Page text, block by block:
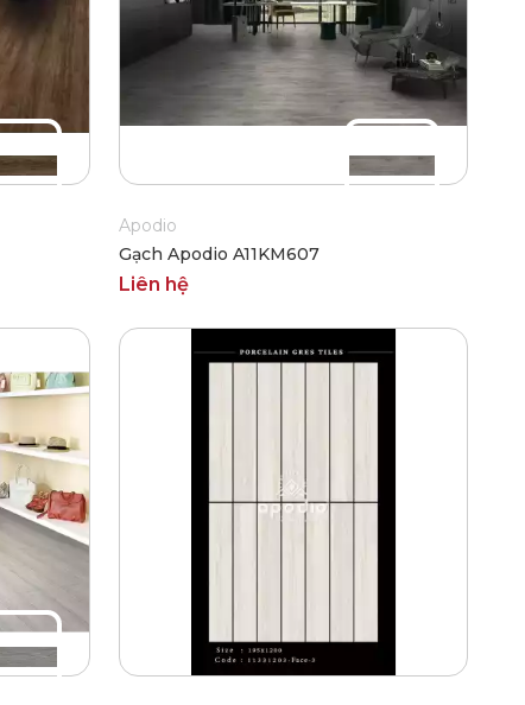
Apodio
Gạch Apodio A11KM607
Liên hệ